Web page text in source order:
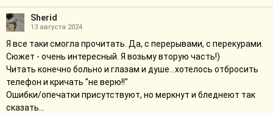
Sherid
13 августа 2024
Я все таки смогла прочитать. Да, с перерывами, с перекурами.
Сюжет - очень интересный. Я возьму вторую часть!)
Читать конечно больно и глазам и душе...хотелось отбросить
телефон и кричать "не верю!!"
Ошибки/опечатки присутствуют, но меркнут и бледнеют так
сказать...